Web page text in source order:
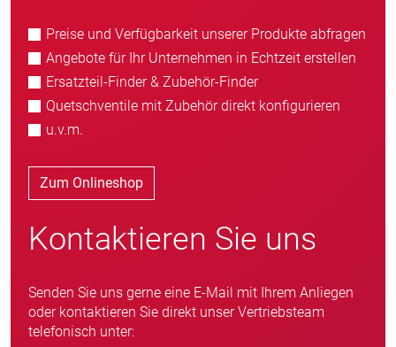
Preise und Verfügbarkeit unserer Produkte abfragen
Angebote für Ihr Unternehmen in Echtzeit erstellen
Ersatzteil-Finder & Zubehör-Finder
Quetschventile mit Zubehör direkt konfigurieren
u.v.m.
Zum Onlineshop
Kontaktieren Sie uns
Senden Sie uns gerne eine E-Mail mit Ihrem Anliegen
oder kontaktieren Sie direkt unser Vertriebsteam
telefonisch unter: